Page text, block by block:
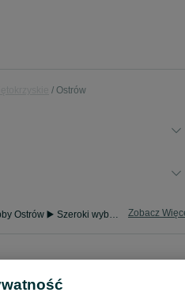
Ostrów
Sprzedaż sprzętu sportowego i hobby Ostrów ▶️ Szeroki wybór produktów ✅ Nowe i używane w atrakcyjnych cenach ✌ Sprawdź ogłoszenia na OLX.pl! Zobacz